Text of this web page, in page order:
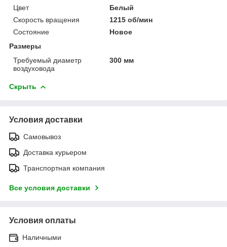
Цвет
Белый
Скорость вращения
1215 об/мин
Состояние
Новое
Размеры
Требуемый диаметр
воздуховода
300 мм
Скрыть
Условия доставки
Самовывоз
Доставка курьером
Транспортная компания
Все условия доставки
Условия оплаты
Наличными